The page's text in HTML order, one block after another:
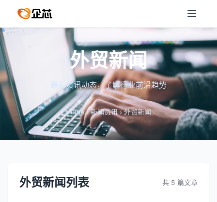
外贸新闻
最新资讯动态，了解行业前沿趋势
Home › 新闻资讯 › 外贸新闻
外贸新闻列表 共 5 篇文章